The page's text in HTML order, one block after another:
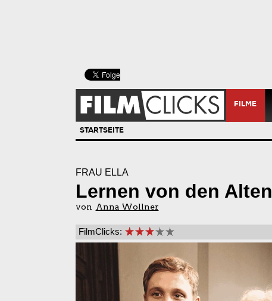
FILME
STARTSEITE
FRAU ELLA
Lernen von den Alten
von Anna Wollner
FilmClicks: